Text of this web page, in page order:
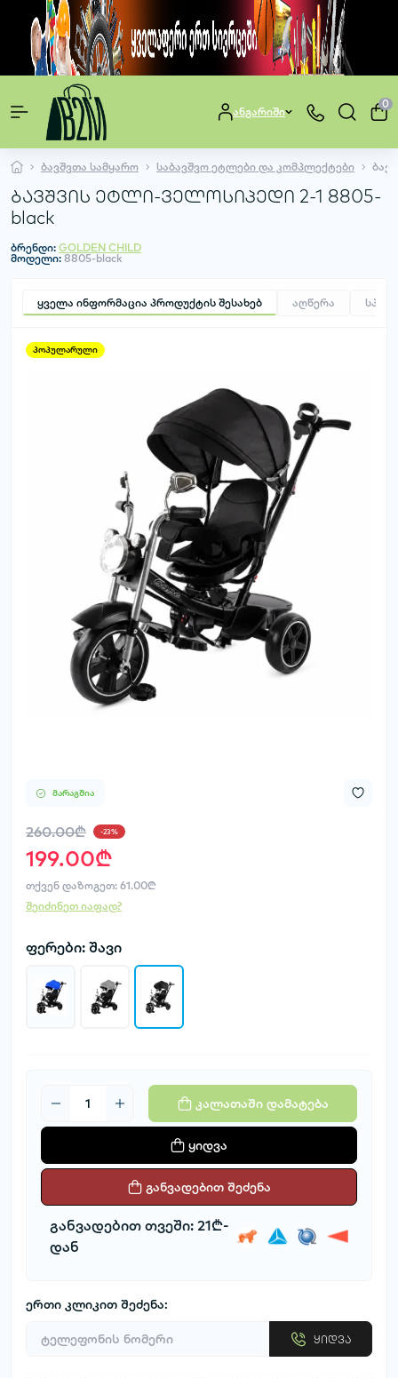
ანგარიში
0
ბავშვთა სამყარო საბავშვო ეტლები და კომპლექტები
ბავშვის ეტლი-ველოსიპედი 2-1 8805-
black
ბრენდი: GOLDEN CHILD
მოდელი: 8805-black
ყველა ინფორმაცია პროდუქტის შესახებ აღწერა
პოპულარული
მარაგშია
260.00₾ -23%
199.00₾
თქვენ დაზოგეთ: 61.00₾
შეიძინეთ იაფად?
ფერები: შავი
კალათაში დამატება
ყიდვა
განვადებით შეძენა
განვადებით თვეში: 21₾-
დან
ერთი კლიკით შეძენა:
ყიდვა